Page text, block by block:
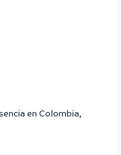
en Colombia,